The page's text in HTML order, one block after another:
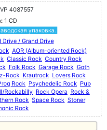
4087557
1 CD
упаковка.
Drive / Grand Drive
AOR (Album-oriented Rock)
Classic Rock Country Rock
Folk Rock Garage Rock Goth
Rock Krautrock Lovers Rock
Rock Psychedelic Rock Pub
Rockabilly Rock Opera Rock &
Rock Space Rock Stoner
Rock